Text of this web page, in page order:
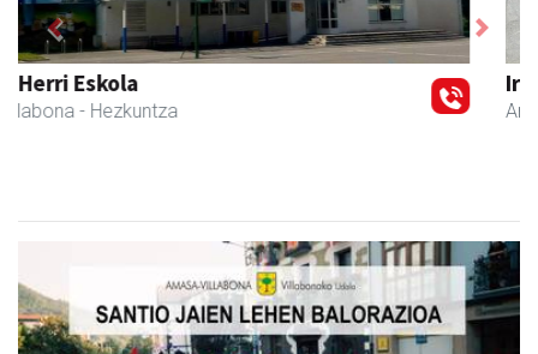
Iraola aholkularitza
Amasa-Villabona - Abokatuak
Previous Next